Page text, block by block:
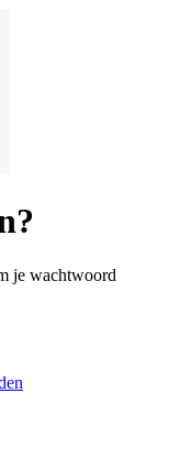
je wachtwoord